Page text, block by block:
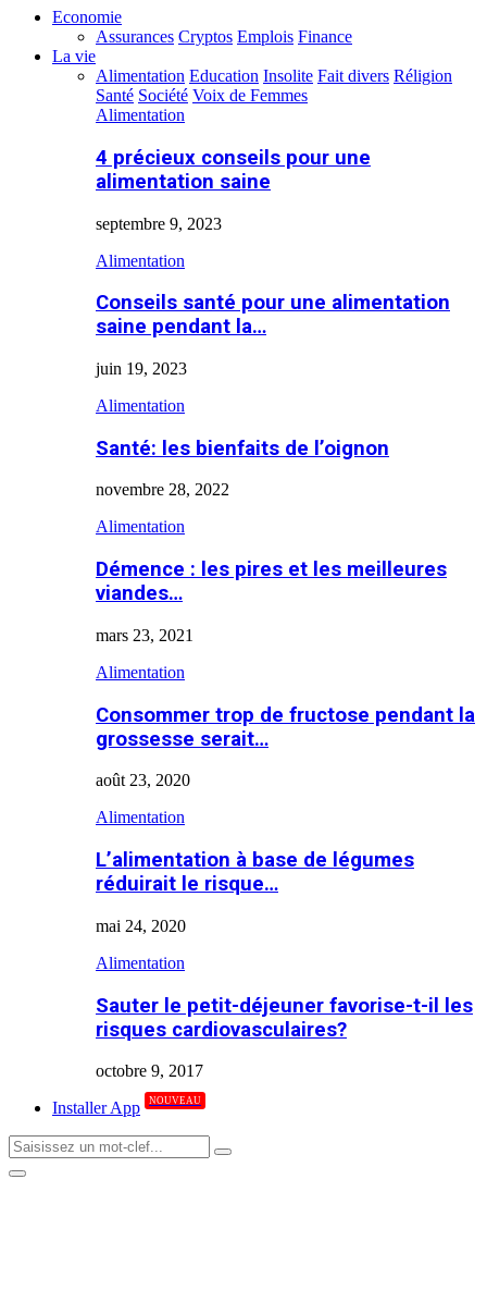
Economie
Assurances Cryptos Emplois Finance
La vie
Alimentation Education Insolite Fait divers Réligion
Santé Société Voix de Femmes
Alimentation
4 précieux conseils pour une
alimentation saine
septembre 9, 2023
Alimentation
Conseils santé pour une alimentation
saine pendant la…
juin 19, 2023
Alimentation
Santé: les bienfaits de l’oignon
novembre 28, 2022
Alimentation
Démence : les pires et les meilleures
viandes…
mars 23, 2021
Alimentation
Consommer trop de fructose pendant la
grossesse serait…
août 23, 2020
Alimentation
L’alimentation à base de légumes
réduirait le risque…
mai 24, 2020
Alimentation
Sauter le petit-déjeuner favorise-t-il les
risques cardiovasculaires?
octobre 9, 2017
Installer App
NOUVEAU
Search
for:
Search
Primary